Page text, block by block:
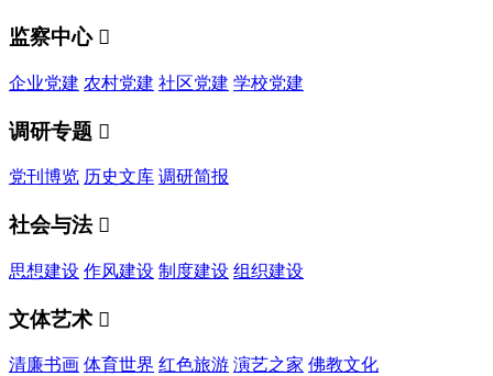
监察中心 
企业党建 农村党建 社区党建 学校党建
调研专题 
党刊博览 历史文库 调研简报
社会与法 
思想建设 作风建设 制度建设 组织建设
文体艺术 
清廉书画 体育世界 红色旅游 演艺之家 佛教文化